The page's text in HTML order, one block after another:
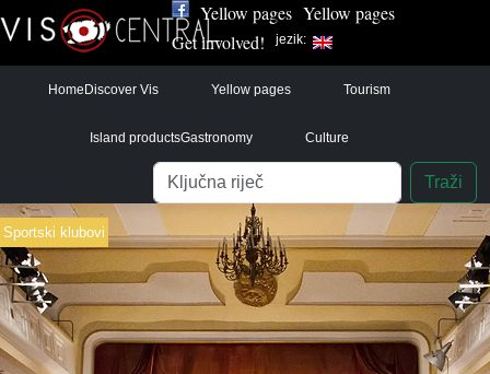
Yellow pages Yellow pages
Get involved!
jezik:
Home Discover Vis Yellow pages Tourism
Island productsGastronomy Culture
Pretraga
Traži
Sportski klubovi